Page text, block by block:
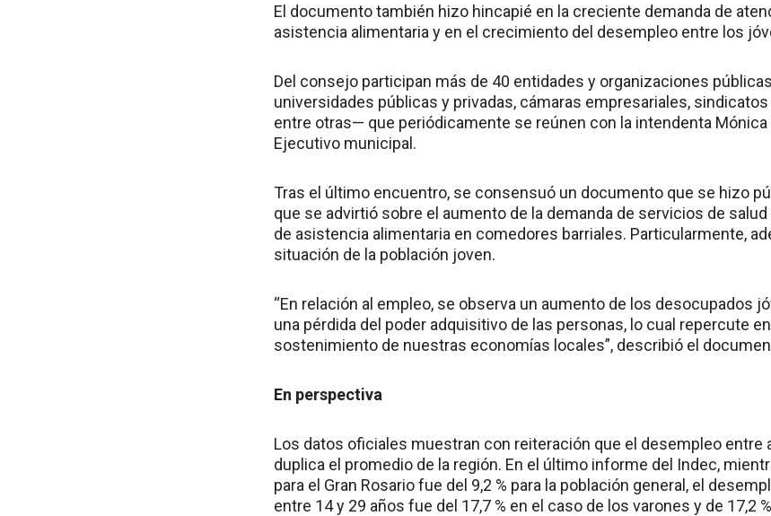
El documento también hizo hincapié en la creciente demanda de
asistencia alimentaria y en el crecimiento del desempleo entre los
Del consejo participan más de 40 entidades y organizaciones
universidades públicas y privadas, cámaras empresariales,
entre otras— que periódicamente se reúnen con la intendenta Mónica
Ejecutivo municipal.
Tras el último encuentro, se consensuó un documento que se hizo
que se advirtió sobre el aumento de la demanda de servicios de
de asistencia alimentaria en comedores barriales. Particularmente,
situación de la población joven.
“En relación al empleo, se observa un aumento de los desocupados
una pérdida del poder adquisitivo de las personas, lo cual repercute
sostenimiento de nuestras economías locales”, describió el
En perspectiva
Los datos oficiales muestran con reiteración que el desempleo
duplica el promedio de la región. En el último informe del Indec,
para el Gran Rosario fue del 9,2 % para la población general, el
entre 14 y 29 años fue del 17,7 % en el caso de los varones y de 17,2